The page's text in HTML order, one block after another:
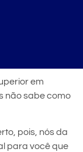
em
não sabe como
pois, nós da
para você que